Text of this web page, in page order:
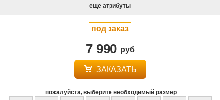
еще атрибуты
под заказ
7 990 руб
ЗАКАЗАТЬ
пожалуйста, выберите необходимый размер